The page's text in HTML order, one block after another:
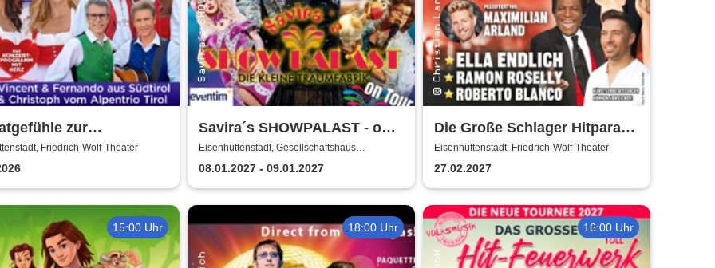
zur
2026 - Das
mit Herz
Friedrich-Wolf-Theater
Savira´s SHOWPALAST - on
Tour / Die bunte Travestie -
Varieté - Revue
Eisenhüttenstadt, Gesellschaftshaus
Schleicher
08.01.2027 - 09.01.2027
Die Große Schlager Hitparade
- Das Original - 2027
Eisenhüttenstadt, Friedrich-Wolf-Theater
27.02.2027
15:00 Uhr 18:00 Uhr 16:00 Uhr